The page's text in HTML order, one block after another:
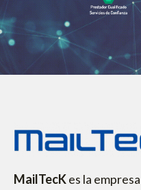
MailTecKes la